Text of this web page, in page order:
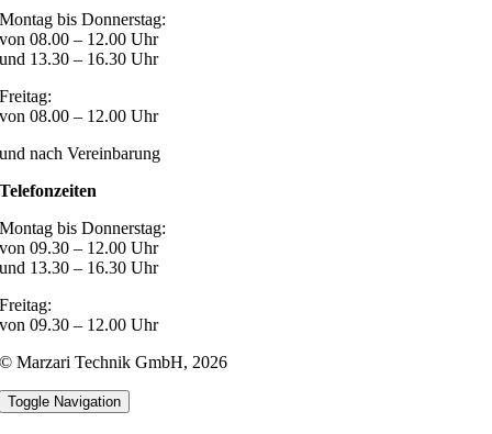
Montag bis Donnerstag:
von 08.00 – 12.00 Uhr
und 13.30 – 16.30 Uhr
Freitag:
von 08.00 – 12.00 Uhr
und nach Vereinbarung
Telefonzeiten
Montag bis Donnerstag:
von 09.30 – 12.00 Uhr
und 13.30 – 16.30 Uhr
Freitag:
von 09.30 – 12.00 Uhr
© Marzari Technik GmbH,2026
Toggle Navigation